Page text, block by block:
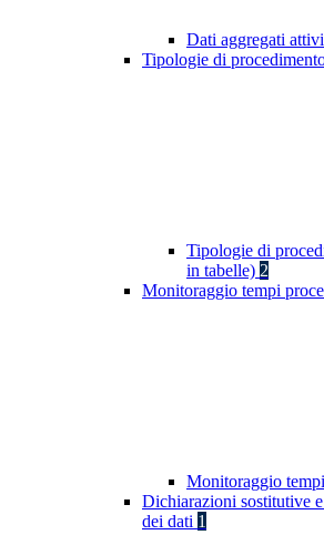
Dati aggregati
Tipologie di
Tipologie di
in tabelle) 2
Monitoraggio tempi
Monitoraggio
Dichiarazioni sostitutive
dei dati 1